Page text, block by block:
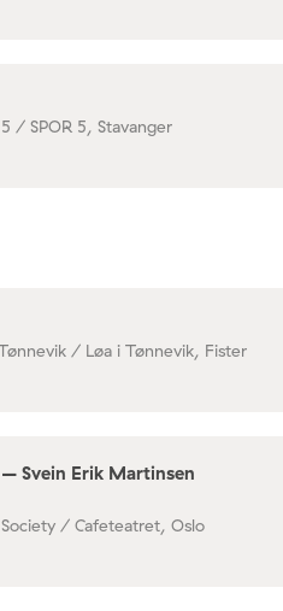
/ SPOR 5, Stavanger
/ Løa i Tønnevik, Fister
Svein Erik Martinsen
/ Cafeteatret, Oslo